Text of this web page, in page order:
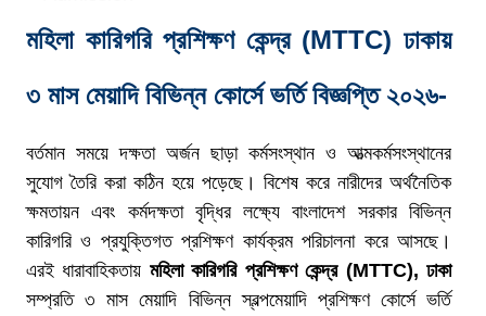
মহিলা কারিগরি প্রশিক্ষণ কেন্দ্র (MTTC) ঢাকায়
৩ মাস মেয়াদি বিভিন্ন কোর্সে ভর্তি বিজ্ঞপ্তি ২০২৬-
বর্তমান সময়ে দক্ষতা অর্জন ছাড়া কর্মসংস্থান ও আত্মকর্মসংস্থানের
সুযোগ তৈরি করা কঠিন হয়ে পড়েছে। বিশেষ করে নারীদের অর্থনৈতিক
ক্ষমতায়ন এবং কর্মদক্ষতা বৃদ্ধির লক্ষ্যে বাংলাদেশ সরকার বিভিন্ন
কারিগরি ও প্রযুক্তিগত প্রশিক্ষণ কার্যক্রম পরিচালনা করে আসছে।
এরই ধারাবাহিকতায় মহিলা কারিগরি প্রশিক্ষণ কেন্দ্র (MTTC), ঢাকা
সম্প্রতি ৩ মাস মেয়াদি বিভিন্ন স্বল্পমেয়াদি প্রশিক্ষণ কোর্সে ভর্তি